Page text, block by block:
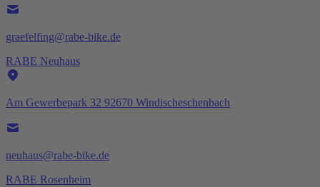
graefelfing@rabe-bike.de
RABE Neuhaus
Am Gewerbepark 32 92670 Windischeschenbach
neuhaus@rabe-bike.de
RABE Rosenheim